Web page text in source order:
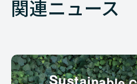
関連ニュース